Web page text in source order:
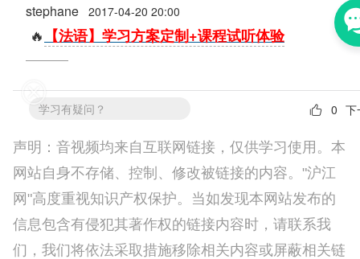
声明：音视频均来自互联网链接，仅供学习使用。本
网站自身不存储、控制、修改被链接的内容。"沪江
网"高度重视知识产权保护。当如发现本网站发布的
信息包含有侵犯其著作权的链接内容时，请联系我
们，我们将依法采取措施移除相关内容或屏蔽相关链